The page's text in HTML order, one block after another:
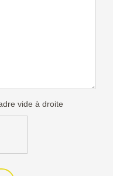
vide à droite